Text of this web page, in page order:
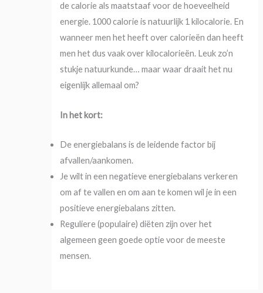
de calorie als maatstaaf voor de hoeveelheid
energie. 1000 calorie is natuurlijk 1 kilocalorie. En
wanneer men het heeft over calorieën dan heeft
men het dus vaak over kilocalorieën. Leuk zo’n
stukje natuurkunde… maar waar draait het nu
eigenlijk allemaal om?
In het kort:
De energiebalans is de leidende factor bij
afvallen/aankomen.
Je wilt in een negatieve energiebalans verkeren
om af te vallen en om aan te komen wil je in een
positieve energiebalans zitten.
Reguliere (populaire) diëten zijn over het
algemeen geen goede optie voor de meeste
mensen.